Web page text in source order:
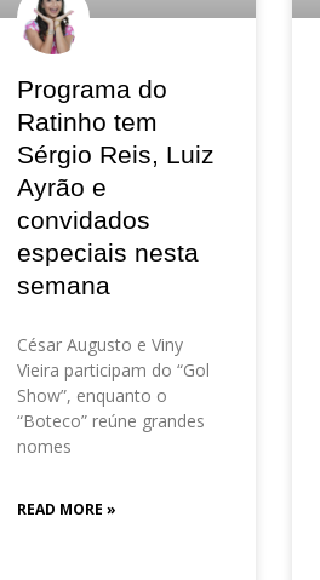
Programa do
Ratinho tem
Sérgio Reis, Luiz
Ayrão e
convidados
especiais nesta
semana
César Augusto e Viny
Vieira participam do “Gol
Show”, enquanto o
“Boteco” reúne grandes
nomes
READ MORE »